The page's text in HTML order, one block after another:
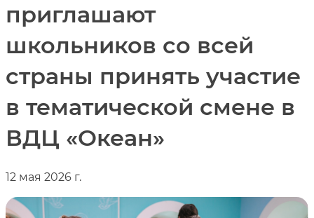
приглашают
школьников со всей
страны принять участие
в тематической смене в
ВДЦ «Океан»
12 мая 2026 г.